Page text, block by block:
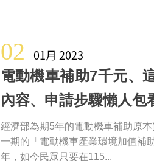
02 01月 2023
電動機車補助7千元、
內容、申請步驟懶人包
經濟部為期5年的電動機車補助原
一期的「電動機車產業環境加值補
年，如今民眾只要在115...